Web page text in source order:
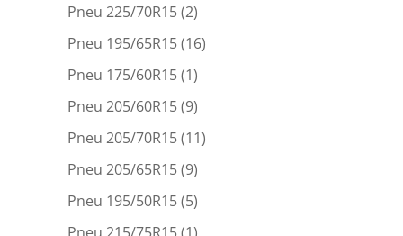
Pneu 225/70R15(2)
Pneu 195/65R15(16)
Pneu 175/60R15(1)
Pneu 205/60R15(9)
Pneu 205/70R15(11)
Pneu 205/65R15(9)
Pneu 195/50R15(5)